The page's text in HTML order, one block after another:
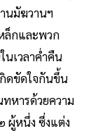
นมัฆวานฯ
ล็กและพวก
นเวลาค่ำคืน
ดขัดใจกันขึ้น
หารด้วยความ
ผู้หนึ่ง ซึ่งแต่ง